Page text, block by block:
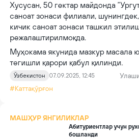
Хусусан, 50 гектар майдонда
саноат зонаси филиали,
кичик саноат зонаси ташкил
режалаштирилмоқда.
Муҳокама якунида мазкур масала
тегишли қарори қабул қилинди.
Ўзбекистон 07.09.2025, 12:45
#Каттақўрғон
МАШҲУР ЯНГИЛИКЛАР
Абитуриентлар учун
бошланди